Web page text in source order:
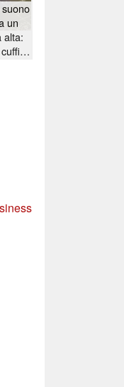
un
alta:
S9